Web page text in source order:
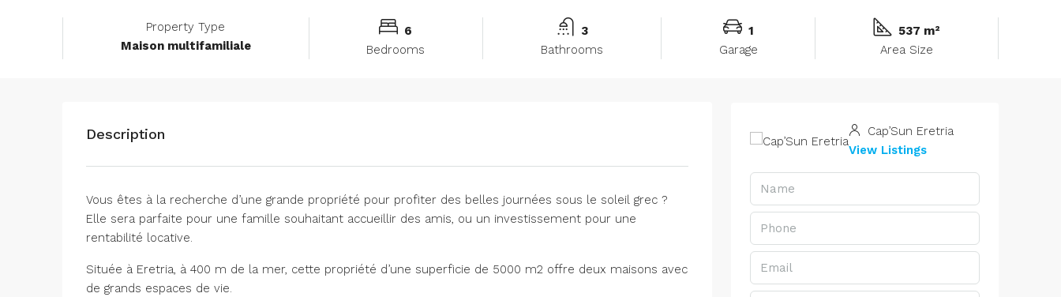
Property Type
Maison multifamiliale
6
Bedrooms
3
Bathrooms
1
Garage
537 m²
Area Size
Description
Vous êtes à la recherche d’une grande propriété pour profiter des belles journées sous le soleil grec ?
Elle sera parfaite pour une famille souhaitant accueillir des amis, ou un investissement pour une
rentabilité locative.
Située à Eretria, à 400 m de la mer, cette propriété d’une superficie de 5000 m2 offre deux maisons avec
de grands espaces de vie.
Cap’Sun Eretria
View Listings